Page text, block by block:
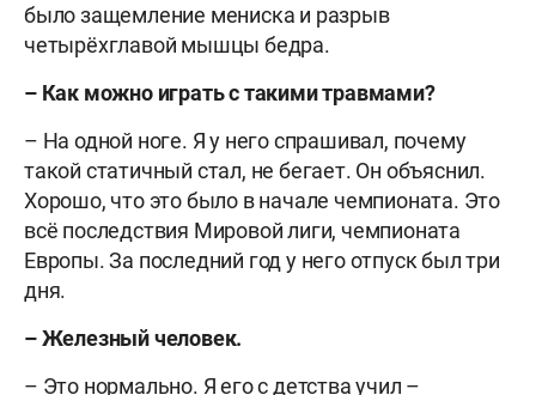
было защемление мениска и разрыв
четырёхглавой мышцы бедра.
– Как можно играть с такими травмами?
– На одной ноге. Я у него спрашивал, почему
такой статичный стал, не бегает. Он объяснил.
Хорошо, что это было в начале чемпионата. Это
всё последствия Мировой лиги, чемпионата
Европы. За последний год у него отпуск был три
дня.
– Железный человек.
– Это нормально. Я его с детства учил –